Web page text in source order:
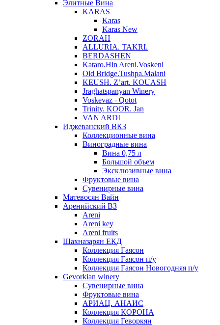
Элитные Вина
KARAS
Karas
Karas New
ZORAH
ALLURIA. TAKRI.
BERDASHEN
Kataro.Hin Areni.Voskeni
Old Bridge.Tushpa.Malani
KEUSH. Z’art. KOUASH
Jraghatspanyan Winery
Voskevaz - Qotot
Trinity. KOOR. Jan
VAN ARDI
Иджеванский ВКЗ
Коллекционные вина
Виноградные вина
Вина 0,75 л
Большой объем
Эксклюзивные вина
Фруктовые вина
Cувенирные вина
Матевосян Вайн
Аренийский ВЗ
Areni
Areni key
Areni fruits
Шахназарян ЕКД
Коллекция Гаясон
Коллекция Гаясон п/у
Коллекция Гаясон Новогодняя п/у
Gevorkian winery
Сувенирные вина
Фруктовые вина
АРИАЦ. АНАИС
Коллекция КОРОНА
Коллекция Геворкян